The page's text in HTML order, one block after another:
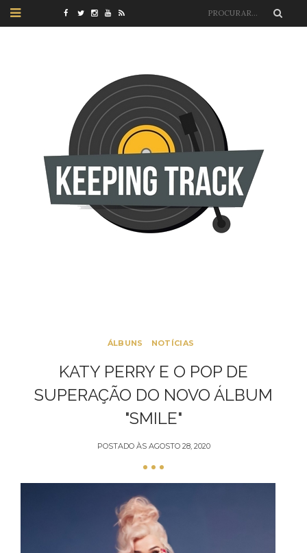
ÁLBUNS NOTÍCIAS
KATY PERRY E O POP DE
SUPERAÇÃO DO NOVO ÁLBUM
"SMILE"
POSTADO ÀS AGOSTO 28, 2020